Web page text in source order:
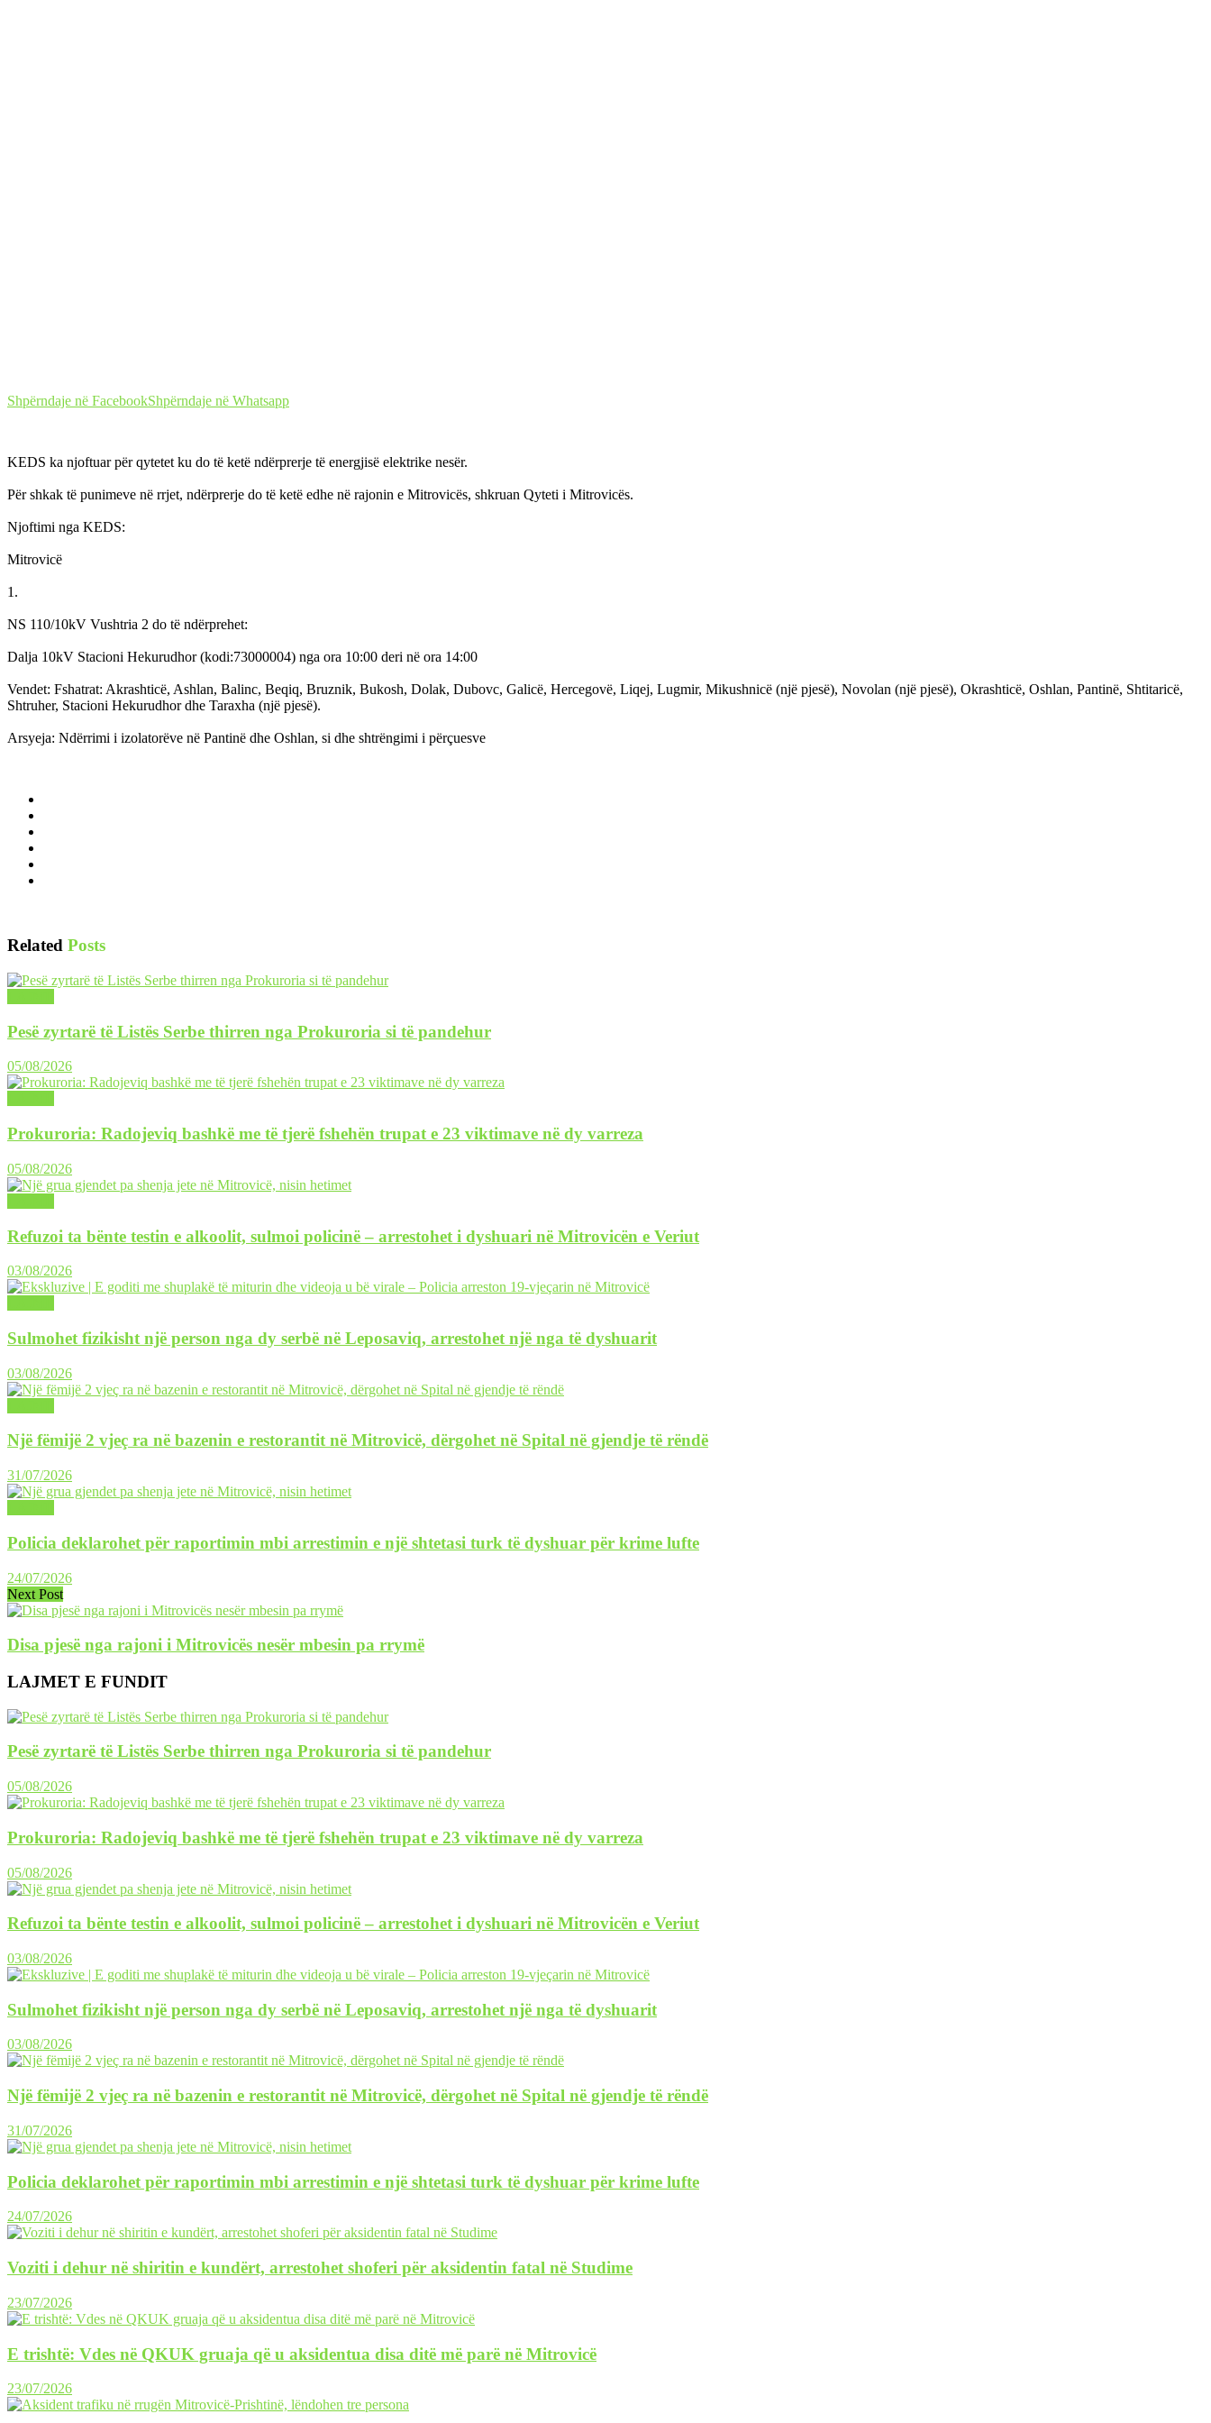
Shpërndaje në FacebookShpërndaje në Whatsapp
KEDS ka njoftuar për qytetet ku do të ketë ndërprerje të energjisë elektrike nesër.
Për shkak të punimeve në rrjet, ndërprerje do të ketë edhe në rajonin e Mitrovicës, shkruan Qyteti i Mitrovicës.
Njoftimi nga KEDS:
Mitrovicë
1.
NS 110/10kV Vushtria 2 do të ndërprehet:
Dalja 10kV Stacioni Hekurudhor (kodi:73000004) nga ora 10:00 deri në ora 14:00
Vendet: Fshatrat: Akrashticë, Ashlan, Balinc, Beqiq, Bruznik, Bukosh, Dolak, Dubovc, Galicë, Hercegovë, Liqej, Lugmir, Mikushnicë (një pjesë), Novolan (një pjesë), Okrashticë, Oshlan, Pantinë, Shtitaricë,
Shtruher, Stacioni Hekurudhor dhe Taraxha (një pjesë).
Arsyeja: Ndërrimi i izolatorëve në Pantinë dhe Oshlan, si dhe shtrëngimi i përçuesve
Related Posts
Pesë zyrtarë të Listës Serbe thirren nga Prokuroria si të pandehur
05/08/2026
Prokuroria: Radojeviq bashkë me të tjerë fshehën trupat e 23 viktimave në dy varreza
05/08/2026
Refuzoi ta bënte testin e alkoolit, sulmoi policinë – arrestohet i dyshuari në Mitrovicën e Veriut
03/08/2026
Sulmohet fizikisht një person nga dy serbë në Leposaviq, arrestohet një nga të dyshuarit
03/08/2026
Një fëmijë 2 vjeç ra në bazenin e restorantit në Mitrovicë, dërgohet në Spital në gjendje të rëndë
31/07/2026
Policia deklarohet për raportimin mbi arrestimin e një shtetasi turk të dyshuar për krime lufte
24/07/2026
Next Post
Disa pjesë nga rajoni i Mitrovicës nesër mbesin pa rrymë
LAJMET E FUNDIT
Pesë zyrtarë të Listës Serbe thirren nga Prokuroria si të pandehur
05/08/2026
Prokuroria: Radojeviq bashkë me të tjerë fshehën trupat e 23 viktimave në dy varreza
05/08/2026
Refuzoi ta bënte testin e alkoolit, sulmoi policinë – arrestohet i dyshuari në Mitrovicën e Veriut
03/08/2026
Sulmohet fizikisht një person nga dy serbë në Leposaviq, arrestohet një nga të dyshuarit
03/08/2026
Një fëmijë 2 vjeç ra në bazenin e restorantit në Mitrovicë, dërgohet në Spital në gjendje të rëndë
31/07/2026
Policia deklarohet për raportimin mbi arrestimin e një shtetasi turk të dyshuar për krime lufte
24/07/2026
Voziti i dehur në shiritin e kundërt, arrestohet shoferi për aksidentin fatal në Studime
23/07/2026
E trishtë: Vdes në QKUK gruaja që u aksidentua disa ditë më parë në Mitrovicë
23/07/2026